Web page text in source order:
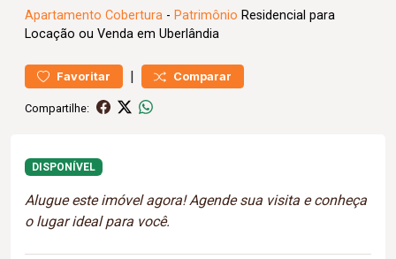
Apartamento Cobertura - Patrimônio Residencial para
Locação ou Venda em Uberlândia
Favoritar | Comparar
Compartilhe:
DISPONÍVEL
Alugue este imóvel agora! Agende sua visita e conheça
o lugar ideal para você.